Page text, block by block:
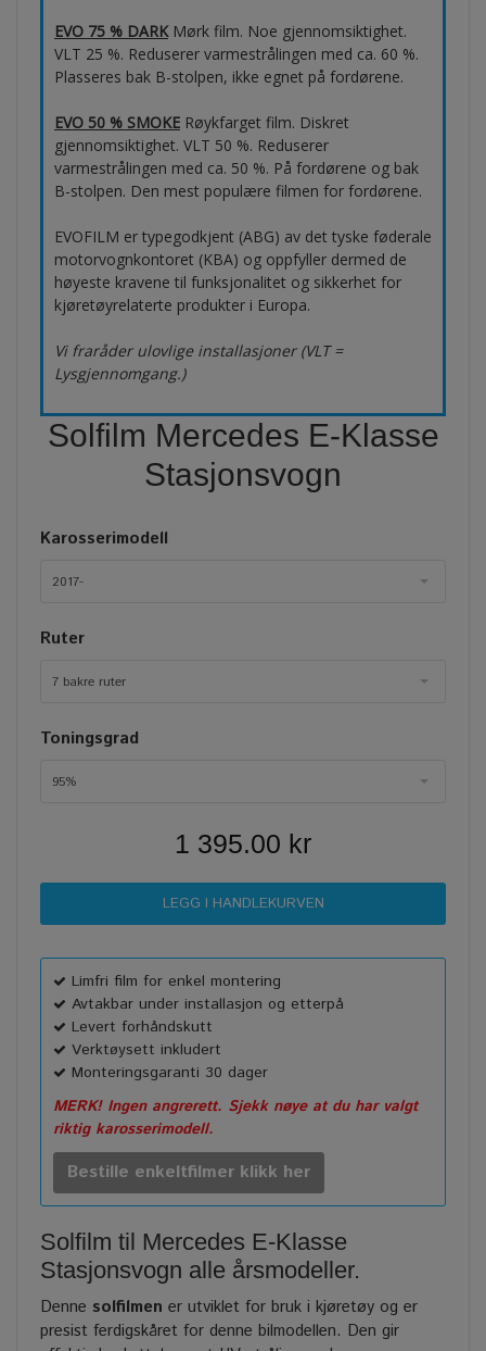
EVO 75 % DARKMørk film. Noe gjennomsiktighet.
VLT 25 %. Reduserer varmestrålingen med ca. 60 %.
Plasseres bak B-stolpen, ikke egnet på fordørene.
EVO 50 % SMOKE Røykfarget film. Diskret
gjennomsiktighet. VLT 50 %. Reduserer
varmestrålingen med ca. 50 %. På fordørene og bak
B-stolpen. Den mest populære filmen for fordørene.
EVOFILM er typegodkjent (ABG) av det tyske føderale
motorvognkontoret (KBA) og oppfyller dermed de
høyeste kravene til funksjonalitet og sikkerhet for
kjøretøyrelaterte produkter i Europa.
Vi fraråder ulovlige installasjoner (VLT =
Lysgjennomgang.)
Solfilm Mercedes E-Klasse
Stasjonsvogn
Karosserimodell
2017-
Ruter
7 bakre ruter
Toningsgrad
95%
1 395.00 kr
Limfri film for enkel montering
Avtakbar under installasjon og etterpå
Levert forhåndskutt
Verktøysett inkludert
Monteringsgaranti 30 dager
MERK! Ingen angrerett. Sjekk nøye at du har valgt
riktig karosserimodell.
Bestille enkeltfilmer klikk her
Solfilm til Mercedes E-Klasse
Stasjonsvogn alle årsmodeller.
Denne solfilmen er utviklet for bruk i kjøretøy og er
presist ferdigskåret for denne bilmodellen. Den gir